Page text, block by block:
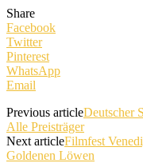
Share
Facebook
Twitter
Pinterest
WhatsApp
Email
Previous articleDeutscher
Alle Preisträger
Next articleFilmfest
Goldenen Löwen